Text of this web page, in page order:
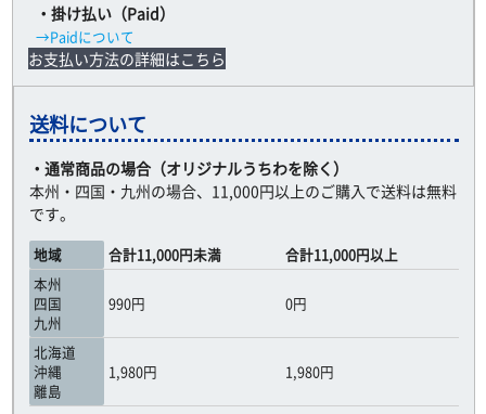
・掛け払い（Paid）
→Paidについて
お支払い方法の詳細はこちら
送料について
・通常商品の場合（オリジナルうちわを除く）
本州・四国・九州の場合、11,000円以上のご購入で送料は無料
です。
地域 合計11,000円未満
合計11,000円以上
本州
四国
九州
990円 0円
北海道
沖縄
離島
1,980円 1,980円